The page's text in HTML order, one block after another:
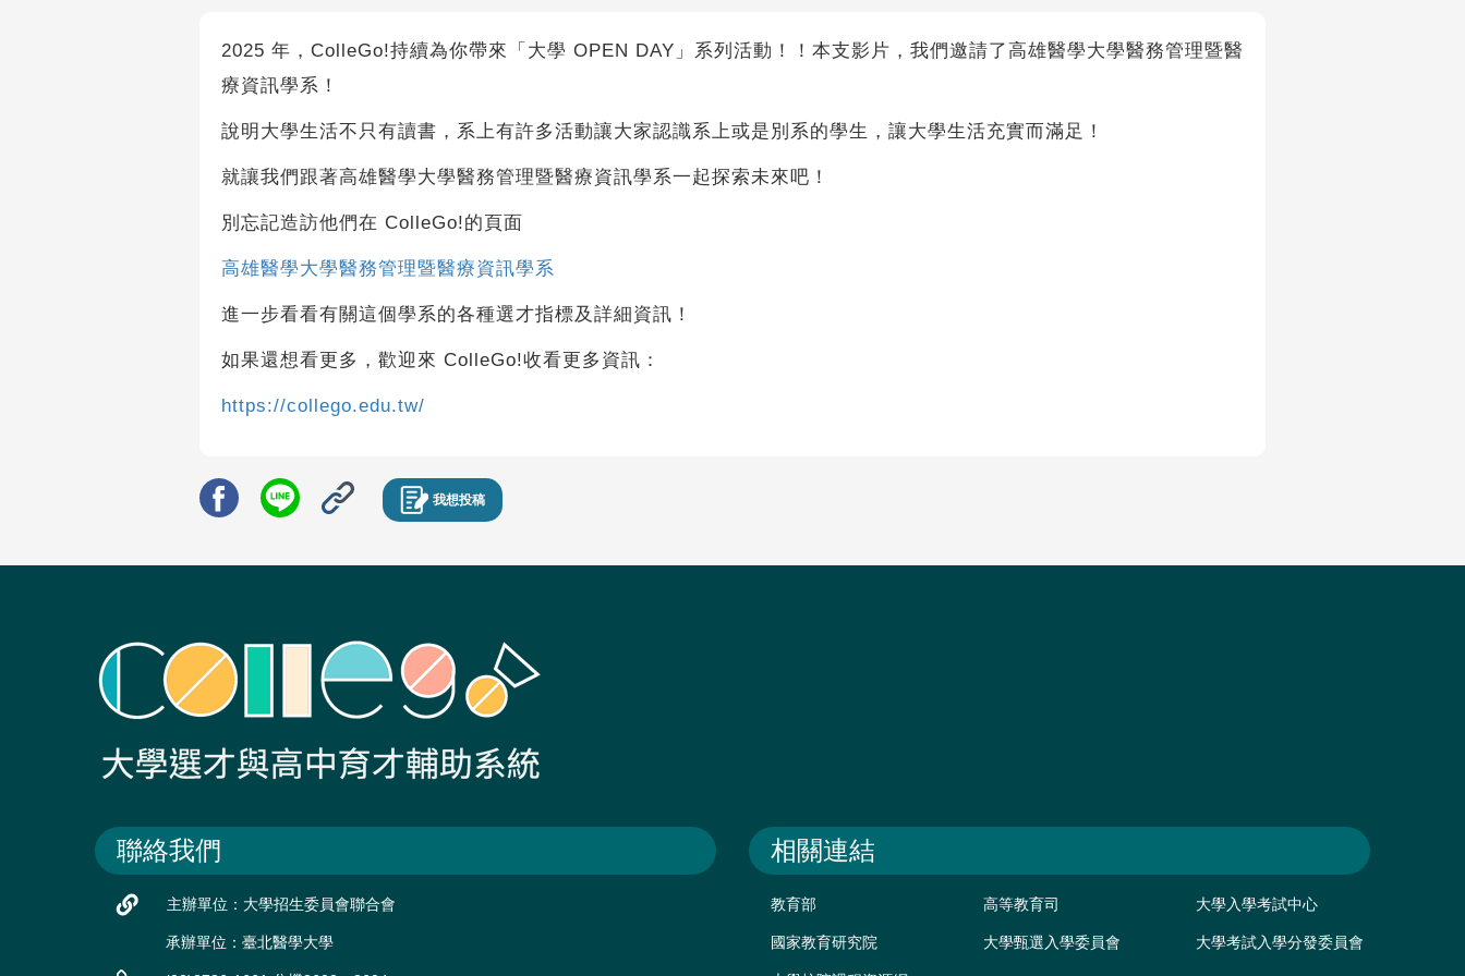
2025 年，ColleGo!持續為你帶來「大學 OPEN DAY」系列活動！！本支影片，我們邀請了高雄醫學大學醫務管理暨醫
療資訊學系！
說明大學生活不只有讀書，系上有許多活動讓大家認識系上或是別系的學生，讓大學生活充實而滿足！
就讓我們跟著高雄醫學大學醫務管理暨醫療資訊學系一起探索未來吧！
別忘記造訪他們在 ColleGo!的頁面
高雄醫學大學醫務管理暨醫療資訊學系
進一步看看有關這個學系的各種選才指標及詳細資訊！
如果還想看更多，歡迎來 ColleGo!收看更多資訊：
https://collego.edu.tw/
我想投稿
聯絡我們
主辦單位：大學招生委員會聯合會
承辦單位：臺北醫學大學
相關連結
教育部 高等教育司 大學入學考試中心
國家教育研究院 大學甄選入學委員會 大學考試入學分發委員會